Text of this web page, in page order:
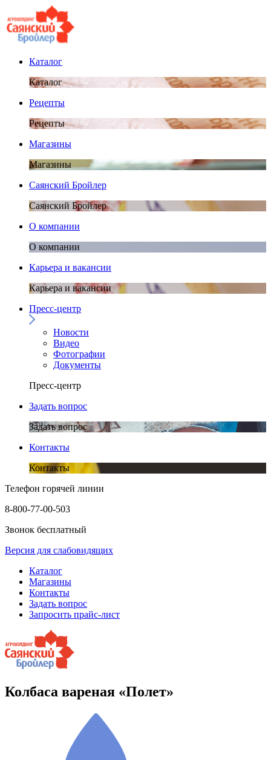
Каталог
Каталог
Рецепты
Рецепты
Магазины
Магазины
Саянский Бройлер
Саянский Бройлер
О компании
О компании
Карьера и вакансии
Карьера и вакансии
Пресс-центр
Новости
Видео
Фотографии
Документы
Пресс-центр
Задать вопрос
Задать вопрос
Контакты
Контакты
Телефон горячей линии
8-800-77-00-503
Звонок бесплатный
Версия для слабовидящих
Каталог
Магазины
Контакты
Задать вопрос
Запросить прайс-лист
Колбаса вареная «Полет»